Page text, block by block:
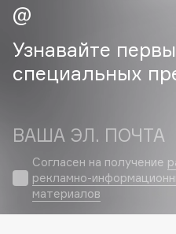
Cadence
Capelli Dorati
Carbon Theory
Catrice
Celimax
Cettua
Chupa Chups
Узнавайте
специальных
ВАША ЭЛ. ПОЧТА
Согласен на получение
рекламно-
материалов